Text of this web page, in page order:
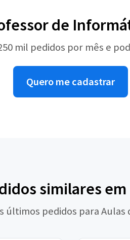
de
mil pedidos por mês e
Quero me cadastrar
similares em
últimos pedidos para